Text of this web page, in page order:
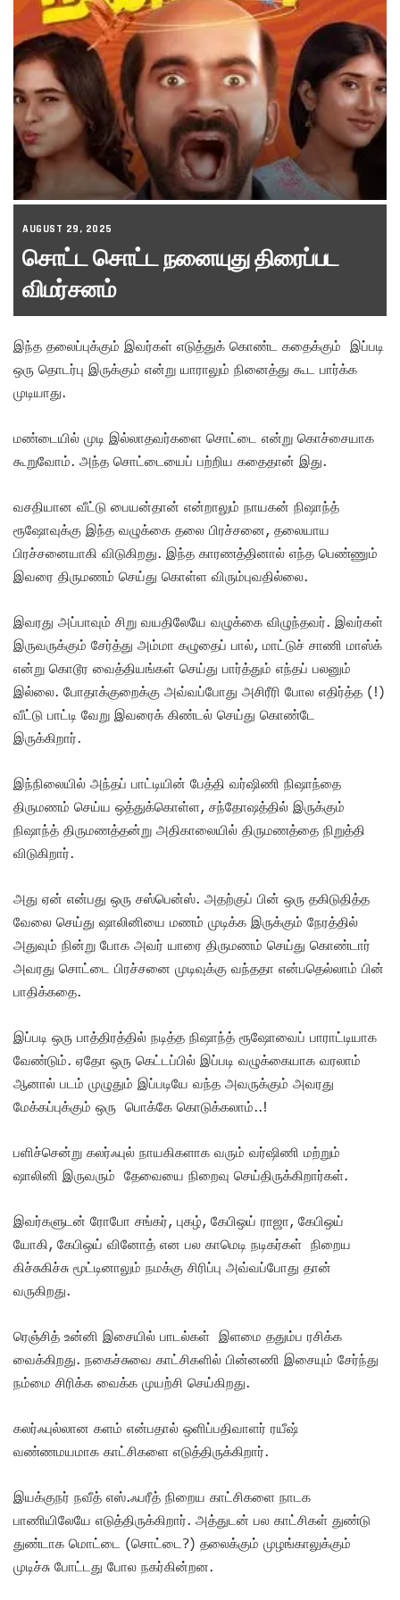
AUGUST 29, 2025
சொட்ட சொட்ட நனையுது திரைப்பட
விமர்சனம்
இந்த தலைப்புக்கும் இவர்கள் எடுத்துக் கொண்ட கதைக்கும் இப்படி
ஒரு தொடர்பு இருக்கும் என்று யாராலும் நினைத்து கூட பார்க்க
முடியாது.
மண்டையில் முடி இல்லாதவர்களை சொட்டை என்று கொச்சையாக
கூறுவோம். அந்த சொட்டையைப் பற்றிய கதைதான் இது.
வசதியான வீட்டு பையன்தான் என்றாலும் நாயகன் நிஷாந்த்
ரூஷோவுக்கு இந்த வழுக்கை தலை பிரச்சனை, தலையாய
பிரச்சனையாகி விடுகிறது. இந்த காரணத்தினால் எந்த பெண்ணும்
இவரை திருமணம் செய்து கொள்ள விரும்புவதில்லை.
இவரது அப்பாவும் சிறு வயதிலேயே வழுக்கை விழுந்தவர். இவர்கள்
இருவருக்கும் சேர்த்து அம்மா கழுதைப் பால், மாட்டுச் சாணி மாஸ்க்
என்று கொடூர வைத்தியங்கள் செய்து பார்த்தும் எந்தப் பலனும்
இல்லை. போதாக்குறைக்கு அவ்வப்போது அசிரீரி போல எதிர்த்த (!)
வீட்டு பாட்டி வேறு இவரைக் கிண்டல் செய்து கொண்டே
இருக்கிறார்.
இந்நிலையில் அந்தப் பாட்டியின் பேத்தி வர்ஷிணி நிஷாந்தை
திருமணம் செய்ய ஒத்துக்கொள்ள, சந்தோஷத்தில் இருக்கும்
நிஷாந்த் திருமணத்தன்று அதிகாலையில் திருமணத்தை நிறுத்தி
விடுகிறார்.
அது ஏன் என்பது ஒரு சஸ்பென்ஸ். அதற்குப் பின் ஒரு தகிடுதித்த
வேலை செய்து ஷாலினியை மணம் முடிக்க இருக்கும் நேரத்தில்
அதுவும் நின்று போக அவர் யாரை திருமணம் செய்து கொண்டார்
அவரது சொட்டை பிரச்சனை முடிவுக்கு வந்ததா என்பதெல்லாம் பின்
பாதிக்கதை.
இப்படி ஒரு பாத்திரத்தில் நடித்த நிஷாந்த் ரூஷோவைப் பாராட்டியாக
வேண்டும். ஏதோ ஒரு கெட்டப்பில் இப்படி வழுக்கையாக வரலாம்
ஆனால் படம் முழுதும் இப்படியே வந்த அவருக்கும் அவரது
மேக்கப்புக்கும் ஒரு பொக்கே கொடுக்கலாம்..!
பளிச்சென்று கலர்ஃபுல் நாயகிகளாக வரும் வர்ஷிணி மற்றும்
ஷாலினி இருவரும் தேவையை நிறைவு செய்திருக்கிறார்கள்.
இவர்களுடன் ரோபோ சங்கர், புகழ், கேபிஒய் ராஜா, கேபிஒய்
யோகி, கேபிஒய் வினோத் என பல காமெடி நடிகர்கள் நிறைய
கிச்சுகிச்சு மூட்டினாலும் நமக்கு சிரிப்பு அவ்வப்போது தான்
வருகிறது.
ரெஞ்சித் உன்னி இசையில் பாடல்கள் இளமை ததும்ப ரசிக்க
வைக்கிறது. நகைச்சுவை காட்சிகளில் பின்னணி இசையும் சேர்ந்து
நம்மை சிரிக்க வைக்க முயற்சி செய்கிறது.
கலர்ஃபுல்லான களம் என்பதால் ஒளிப்பதிவாளர் ரயீஷ்
வண்ணமயமாக காட்சிகளை எடுத்திருக்கிறார்.
இயக்குநர் நவீத் எஸ்.ஃபரீத் நிறைய காட்சிகளை நாடக
பாணியிலேயே எடுத்திருக்கிறார். அத்துடன் பல காட்சிகள் துண்டு
துண்டாக மொட்டை (சொட்டை?) தலைக்கும் முழங்காலுக்கும்
முடிச்சு போட்டது போல நகர்கின்றன.